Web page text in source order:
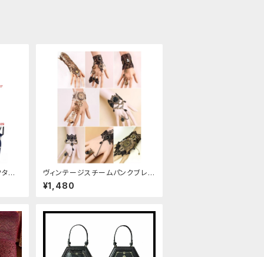
イ
ヴィンテージスチームパンクブレス
レット
¥1,480